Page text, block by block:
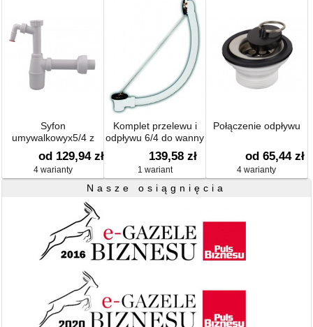
Syfon
umywalkowyx5/4 z
podłączem do pralki
lub zmywarki 3/4
od 129,94 zł
4 warianty
Komplet przelewu i
odpływu 6/4 do wanny
i brodzika
139,58 zł
1 wariant
Połączenie odpływu
od 65,44 zł
4 warianty
Nasze osiągnięcia